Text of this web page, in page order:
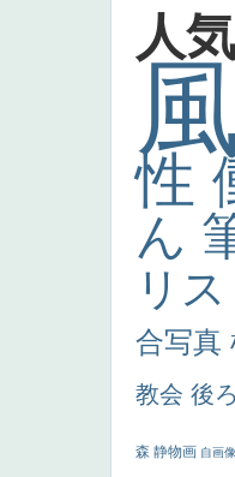
人
性
ん
リス
合写真
教会 後
森 静物画 自画像